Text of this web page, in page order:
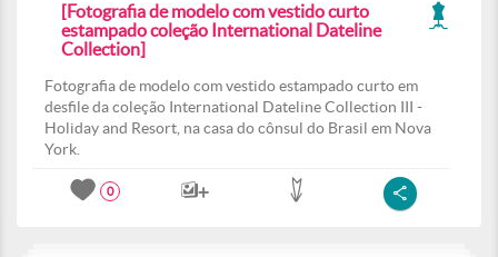
[Fotografia de modelo com vestido curto
estampado coleção International Dateline
Collection]
Fotografia de modelo com vestido estampado curto em
desfile da coleção International Dateline Collection III -
Holiday and Resort, na casa do cônsul do Brasil em Nova
York.
0